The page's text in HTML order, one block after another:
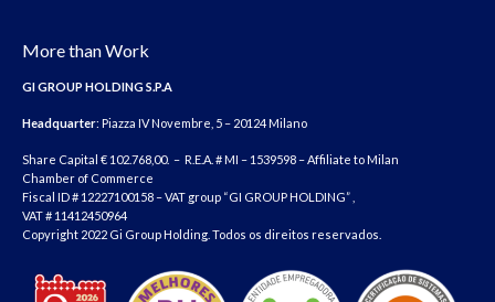
More than Work
GI GROUP HOLDING S.P.A
Headquarter: Piazza IV Novembre, 5 – 20124 Milano
Share Capital € 102.768,00. – R.E.A. # MI – 1539598 – Affiliate to Milan
Chamber of Commerce
Fiscal ID # 12227100158 – VAT group “GI GROUP HOLDING” ,
VAT # 11412450964
Copyright 2022 Gi Group Holding. Todos os direitos reservados.